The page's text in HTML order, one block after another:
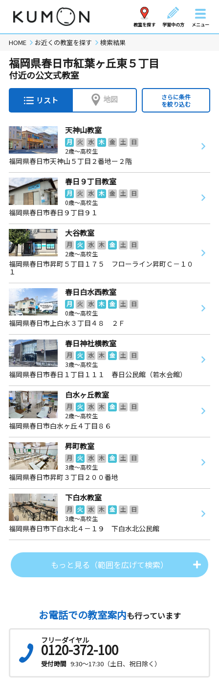
教室を探す 学習中の方 メニュー
HOME お近くの教室を探す 検索結果
福岡県春日市紅葉ヶ丘東５丁目
付近の公文式教室
リスト 地図
さらに条件
を絞り込む
天神山教室
月 火 水 木 金 土
日
2歳～高校生
福岡県春日市天神山５丁目２番地ー２階
春日９丁目教室
月 火 水 木 金 土
日
0歳～高校生
福岡県春日市春日９丁目９１
大谷教室
月 火 水 木 金 土
日
2歳～高校生
福岡県春日市昇町５丁目１７５ フローライン昇町Ｃ－１０
１
春日白水西教室
月 火 水 木 金 土
日
0歳～高校生
福岡県春日市上白水３丁目４８ ２Ｆ
春日神社横教室
月 火 水 木 金 土
日
3歳～高校生
福岡県春日市春日１丁目１１１ 春日公民館（若水会館）
白水ヶ丘教室
月 火 水 木 金 土
日
2歳～高校生
福岡県春日市白水ヶ丘４丁目８６
昇町教室
月 火 水 木 金 土
日
3歳～高校生
福岡県春日市昇町３丁目２００番地
下白水教室
月 火 水 木 金 土
日
3歳～高校生
福岡県春日市下白水北４－１９ 下白水北公民館
もっと見る（範囲を広げて検索）
お電話での教室案内も行っています
フリーダイヤル
0120-372-100
受付時間 9:30～17:30（土日、祝日除く）